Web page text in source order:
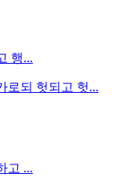
행...
로되 헛되고 헛...
고 ...